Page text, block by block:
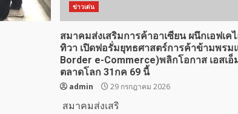
ข่าวเด่น
สมาคมส่งเสริมการค้าอาเซียน ผนึกเอฟเค
ทิวา เปิดฟอรั่มยุทธศาสตร์การค้าข้ามพรม
Border e-Commerce)พลิกโอกาส เอสเอ็
ตลาดโลก 31กค 69 นี้
admin 29 กรกฎาคม 2026
สมาคมส่งเสริ